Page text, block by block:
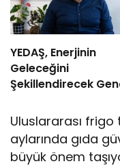
YEDAŞ, Enerjinin
Geleceğini
Şekillendirecek
Uluslararası frigo
aylarında gıda
büyük önem